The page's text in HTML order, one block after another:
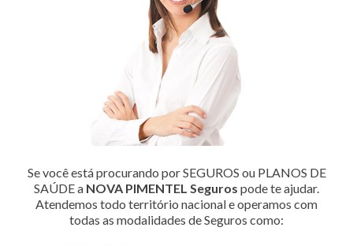
Se você está procurando por SEGUROS ou PLANOS DE
SAÚDE a NOVA PIMENTEL Seguros pode te ajudar.
Atendemos todo território nacional e operamos com
todas as modalidades de Seguros como: